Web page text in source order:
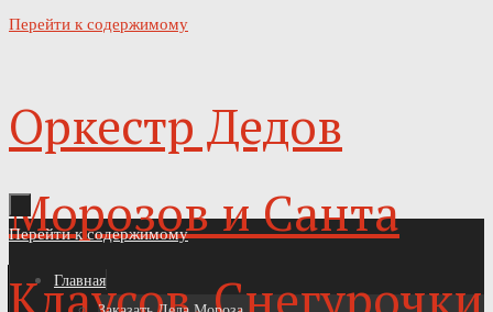
Перейти к содержимому
Оркестр Дедов
Морозов и Санта
Перейти к содержимому
Главная